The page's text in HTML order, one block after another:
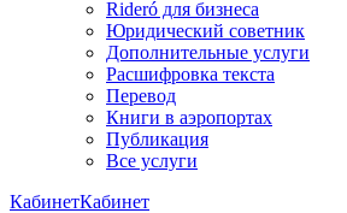
Rideró для бизнеса
Юридический советник
Дополнительные услуги
Расшифровка текста
Перевод
Книги в аэропортах
Публикация
Все услуги
КабинетКабинет